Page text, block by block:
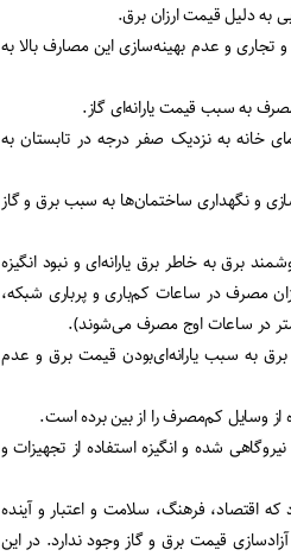
به دلیل قیمت ارزان برق.
تجاری و عدم بهینه‌سازی این مصارف بالا به
به سبب قیمت یارانه‌ای گاز.
و کاهش دمای خانه به نزدیک صفر درجه در تابستان به
و نگهداری ساختمان‌ها به سبب برق و گاز
برق به‌ خاطر برق یارانه‌ای و نبود انگیزه
مصرف در ساعات کم‌باری و پرباری شبکه،
در ساعات اوج مصرف می‌شوند).
به سبب یارانه‌ای‌بودن قیمت برق و عدم
از وسایل کم‌مصرف را از بین برده است.
شده و انگیزه استفاده از تجهیزات و
اقتصاد، فرهنگ، سلامت و اعتبار و آینده
قیمت برق و گاز وجود ندارد. در این